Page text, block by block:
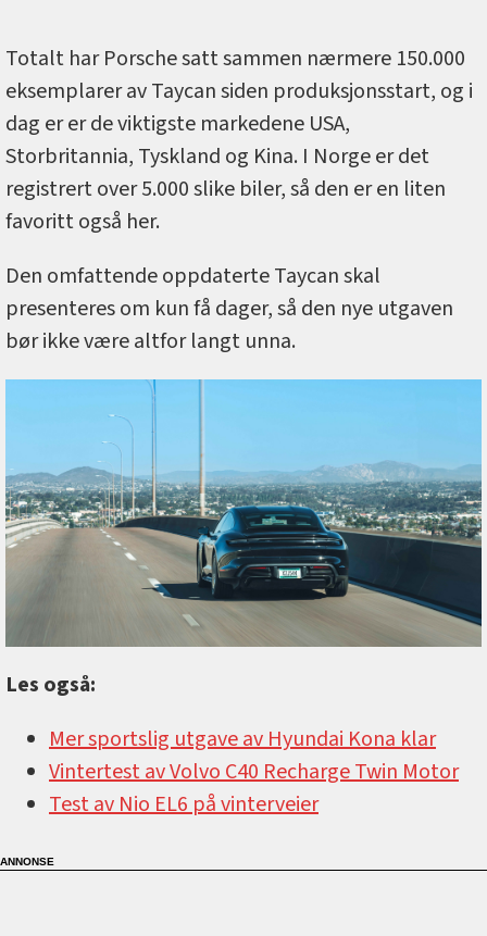
Totalt har Porsche satt sammen nærmere 150.000
eksemplarer av Taycan siden produksjonsstart, og i
dag er er de viktigste markedene USA,
Storbritannia, Tyskland og Kina. I Norge er det
registrert over 5.000 slike biler, så den er en liten
favoritt også her.
Den omfattende oppdaterte Taycan skal
presenteres om kun få dager, så den nye utgaven
bør ikke være altfor langt unna.
Les også:
Mer sportslig utgave av Hyundai Kona klar
Vintertest av Volvo C40 Recharge Twin Motor
Test av Nio EL6 på vinterveier